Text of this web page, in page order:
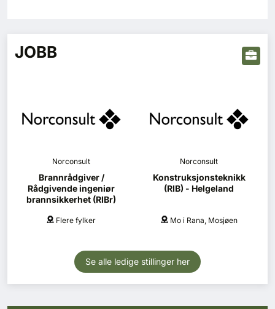
JOBB
Norconsult
Brannrådgiver /
Rådgivende ingeniør
brannsikkerhet (RIBr)
Flere fylker
Norconsult
Konstruksjonsteknikk
(RIB) - Helgeland
Mo i Rana, Mosjøen
Se alle ledige stillinger her